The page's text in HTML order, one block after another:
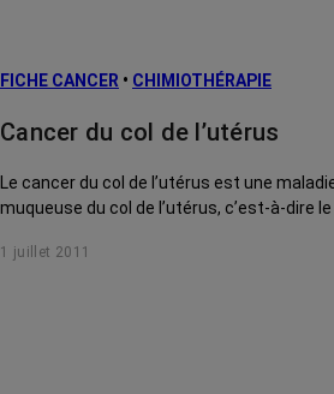
FICHE CANCER • CHIMIOTHÉRAPIE
Cancer du col de l’utérus
Le cancer du col de l’utérus est une
muqueuse du col de l’utérus, c’est-à-dire
1 juillet 2011